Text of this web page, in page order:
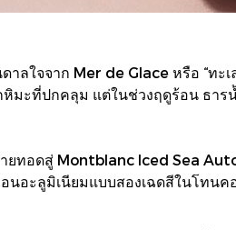
ลใจจาก Mer de Glace หรือ “ท
หิมะที่ปกคลุม แต่ในช่วงฤดูร้อน ธ
ยทอดสู่ Montblanc Iced Sea
อะลูมิเนียมแบบสองเฉดสีในโทนค